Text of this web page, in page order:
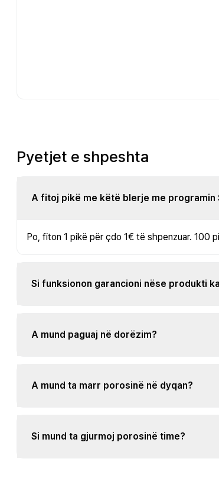
Pyetjet e shpeshta
A fitoj pikë me këtë blerje me programin
Po, fiton 1 pikë për çdo 1€ të shpenzuar. 100
Si funksionon garancioni nëse produkti
A mund paguaj në dorëzim?
A mund ta marr porosinë në dyqan?
Si mund ta gjurmoj porosinë time?